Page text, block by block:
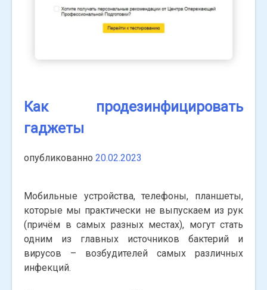
Как продезинфицировать
гаджеты
опубликованно 20.02.2023
Мобильные устройства, телефоны, планшеты,
которые мы практически не выпускаем из рук
(причём в самых разных местах), могут стать
одним из главных источников бактерий и
вирусов – возбудителей самых различных
инфекций.